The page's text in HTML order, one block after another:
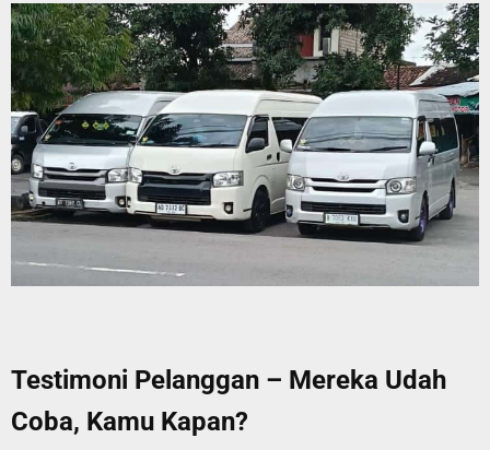
Testimoni Pelanggan – Mereka Udah
Coba, Kamu Kapan?